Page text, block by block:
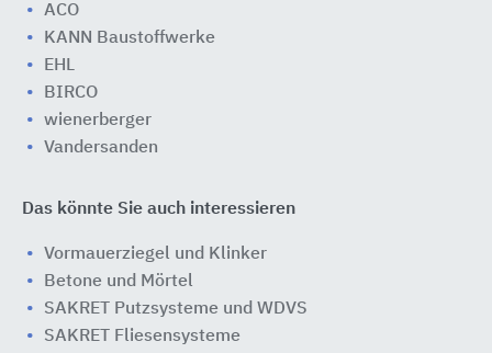
ACO
KANN Baustoffwerke
EHL
BIRCO
wienerberger
Vandersanden
Das könnte Sie auch interessieren
Vormauerziegel und Klinker
Betone und Mörtel
SAKRET Putzsysteme und WDVS
SAKRET Fliesensysteme